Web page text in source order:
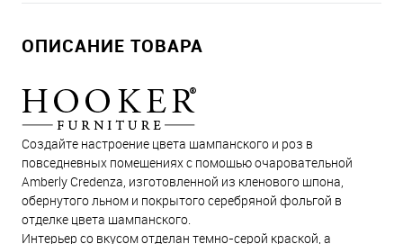
ОПИСАНИЕ ТОВАРА
Создайте настроение цвета шампанского и роз в
повседневных помещениях с помощью очаровательной
Amberly Credenza, изготовленной из кленового шпона,
обернутого льном и покрытого серебряной фольгой в
отделке цвета шампанского.
Интерьер со вкусом отделан темно-серой краской, а